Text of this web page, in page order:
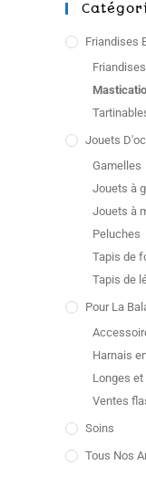
Friandises
Friandises
Jouets
Gamelles
Jouets à
Jouets à
Peluches
Tapis de
Tapis de
Pour La
Harnais
Longes
Ventes
Soins
Tous Nos